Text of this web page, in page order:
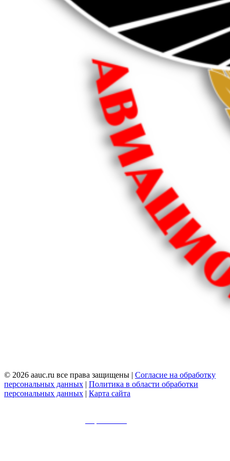
© 2026 aauc.ru все права защищены | Согласие на обработку
персональных данных | Политика в области обработки
персональных данных | Карта сайта